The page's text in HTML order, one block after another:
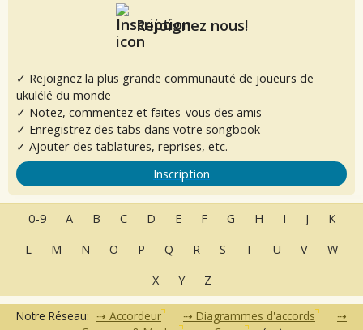
Rejoignez nous!
✓ Rejoignez la plus grande communauté de joueurs de
ukulélé du monde
✓ Notez, commentez et faites-vous des amis
✓ Enregistrez des tabs dans votre songbook
✓ Ajouter des tablatures, reprises, etc.
Inscription
0-9 A B C D E F G H I J
K
L
M N O P Q R S T U V
W
X
Y Z
Notre Réseau: Accordeur
Diagrammes d'accords